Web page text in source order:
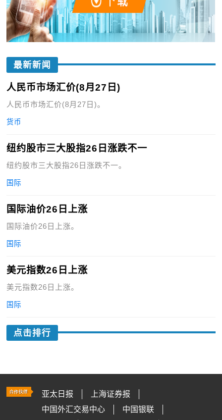
最新新闻
人民币市场汇价(8月27日)
人民币市场汇价(8月27日)。
货币
纽约股市三大股指26日涨跌不一
纽约股市三大股指26日涨跌不一。
国际
国际油价26日上涨
国际油价26日上涨。
国际
美元指数26日上涨
美元指数26日上涨。
国际
点击排行
亚太日报
上海证券报
中国外汇交易中心
中国银联